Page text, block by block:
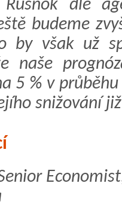
Rusnok dle
budeme
by však už
naše
5 % v
snižování